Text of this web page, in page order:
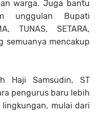
warga. Juga bantu
unggulan Bupati
TUNAS, SETARA,
semuanya mencakup
Haji Samsudin, ST
pengurus baru lebih
mulai dari